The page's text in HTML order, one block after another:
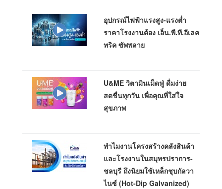
อุปกรณ์ไฟฟ้าแรงสูง-แรงต่ำ
ราคาโรงงานต้อง เอ็น.พี.ที.อีเลค
ทริค ซัพพลาย
U&ME วิตามินเม็ดฟู่ ดื่มง่าย
สดชื่นทุกวัน เพื่อคุณที่ใส่ใจ
สุขภาพ
ทำไมงานโครงสร้างคลังสินค้า
และโรงงานในสมุทรปราการ-
ชลบุรี ถึงนิยมใช้เหล็กชุบกัลวา
ไนซ์ (Hot-Dip Galvanized)